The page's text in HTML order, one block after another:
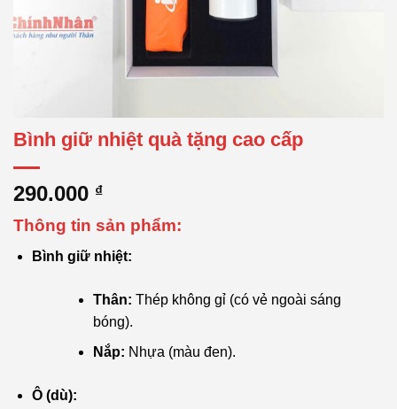
Bình giữ nhiệt quà tặng cao cấp
290.000 ₫
Thông tin sản phẩm:
Bình giữ nhiệt:
Thân: Thép không gỉ (có vẻ ngoài sáng
bóng).
Nắp: Nhựa (màu đen).
Ô (dù):